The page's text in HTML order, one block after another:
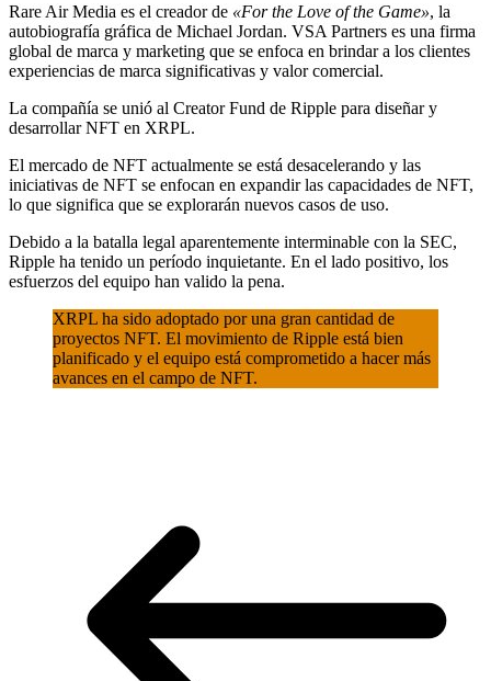
Rare Air Media es el creador de «For the Love of the Game», la
autobiografía gráfica de Michael Jordan. VSA Partners es una firma
global de marca y marketing que se enfoca en brindar a los clientes
experiencias de marca significativas y valor comercial.
La compañía se unió al Creator Fund de Ripple para diseñar y
desarrollar NFT en XRPL.
El mercado de NFT actualmente se está desacelerando y las
iniciativas de NFT se enfocan en expandir las capacidades de NFT,
lo que significa que se explorarán nuevos casos de uso.
Debido a la batalla legal aparentemente interminable con la SEC,
Ripple ha tenido un período inquietante. En el lado positivo, los
esfuerzos del equipo han valido la pena.
XRPL ha sido adoptado por una gran cantidad de
proyectos NFT. El movimiento de Ripple está bien
planificado y el equipo está comprometido a hacer más
avances en el campo de NFT.